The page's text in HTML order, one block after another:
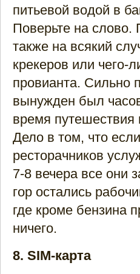
питьевой водой в
Поверьте на слово.
также на всякий
крекеров или чего-
провианта. Сильно
вынужден был
время
Дело в том, что
ресторачников
7-8 вечера все они
гор остались
где кроме бензина
ничего.
8. SIM-карта